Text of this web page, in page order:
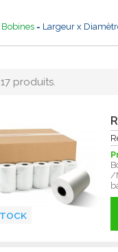
Bobines= Largeur x
produits.
/